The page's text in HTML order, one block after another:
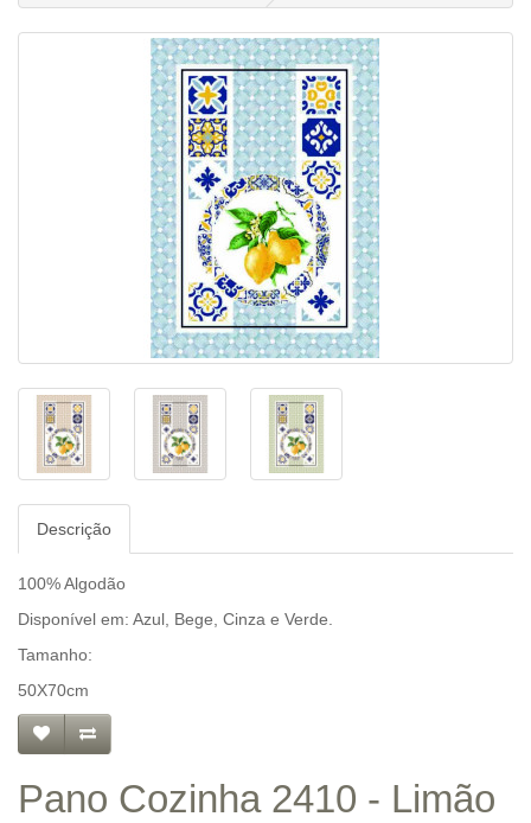
Descrição
100% Algodão
Disponível em: Azul, Bege, Cinza e Verde.
Tamanho:
50X70cm
Pano Cozinha 2410 - Limão